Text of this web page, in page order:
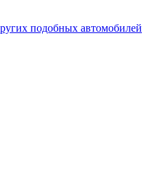
подобных автомобилей